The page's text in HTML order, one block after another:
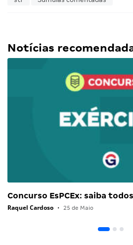
Notícias
Concurso EsPCEx: saiba
Raquel Cardoso • 25 de Maio